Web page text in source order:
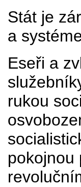
Stát je
a
Eseři a
rukou
pokojnou